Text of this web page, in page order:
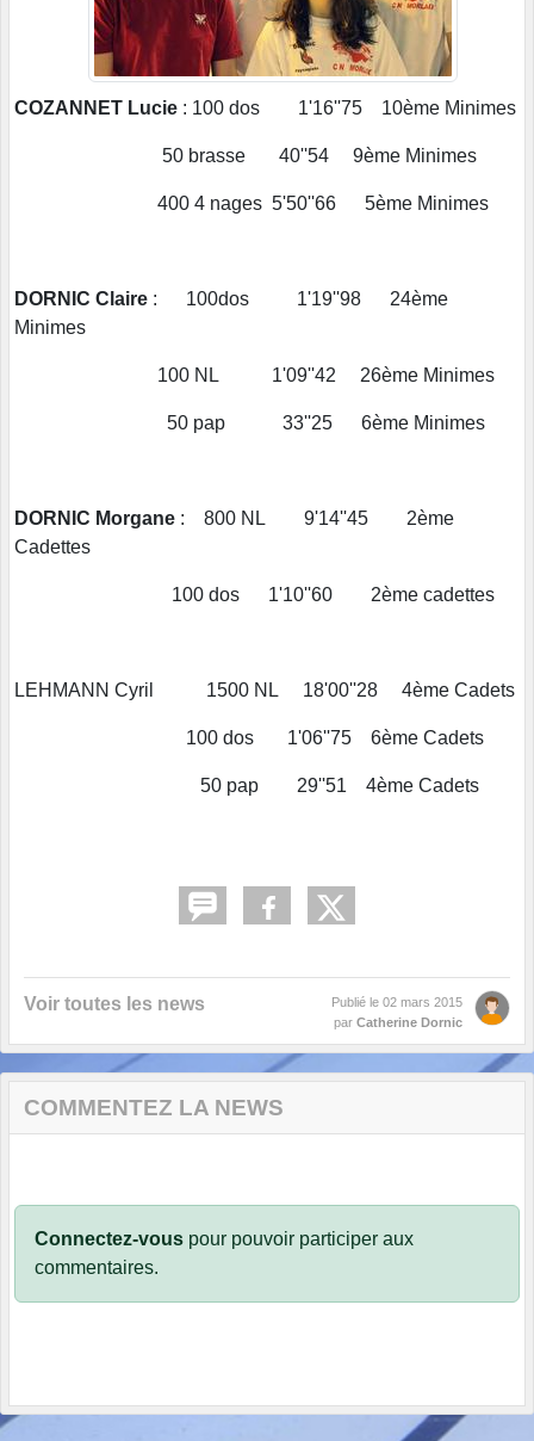
COZANNET Lucie : 100 dos 1'16''75 10ème Minimes
50 brasse 40''54 9ème Minimes
400 4 nages 5'50''66 5ème Minimes
DORNIC Claire : 100dos 1'19''98 24ème
Minimes
100 NL 1'09''42 26ème Minimes
50 pap 33''25 6ème Minimes
DORNIC Morgane : 800 NL 9'14''45 2ème
Cadettes
100 dos 1'10''60 2ème cadettes
LEHMANN Cyril 1500 NL 18'00''28 4ème Cadets
100 dos 1'06''75 6ème Cadets
50 pap 29''51 4ème Cadets
Voir toutes les news Publié le 02 mars 2015
par Catherine Dornic
COMMENTEZ LA NEWS
Connectez-vous pour pouvoir participer aux
commentaires.